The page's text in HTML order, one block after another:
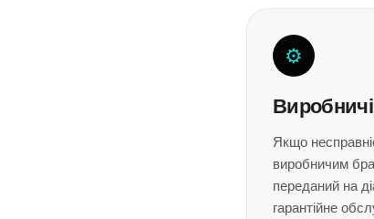
⚙
Якщо
виробничим
переданий на
гарантійне